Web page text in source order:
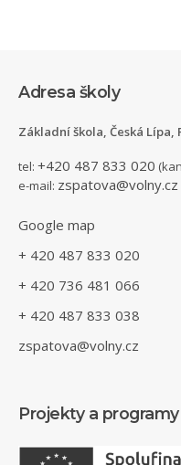
Adresa školy
Základní škola, Česká
tel: +420 487 833 020
e-mail: zspatova@volny.cz
Google map
+ 420 487 833 020
+ 420 736 481 066
+ 420 487 833 038
zspatova@volny.cz
Projekty a programy